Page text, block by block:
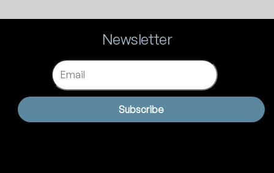
Newsletter
Email
Subscribe